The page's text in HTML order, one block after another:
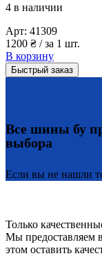
4 в наличии
Арт: 41309
1200 ₴ / за 1 шт.
В корзину
Быстрый заказ
Все шины бу
выбора
Если вы не нашли
Только
Мы предоставляем
этом оставить